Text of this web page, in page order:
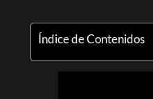
Índice de Contenidos